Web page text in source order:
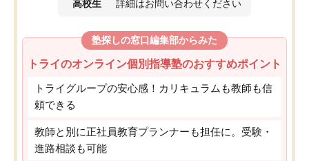
高校生 詳細はお問い合わせください
塾探しの窓口編集部からみた
トライのオンライン個別指導塾のおすすめポイント
トライグループの安心感！カリキュラムも教師も信
頼できる
教師と別に正社員教育プランナーも担任に。受験・
進路相談も可能